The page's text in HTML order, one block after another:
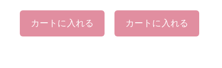
カートに入れる カートに入れる